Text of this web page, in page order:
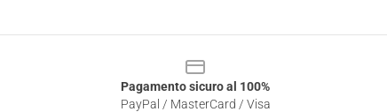
Pagamento sicuro al 100%
PayPal / MasterCard / Visa